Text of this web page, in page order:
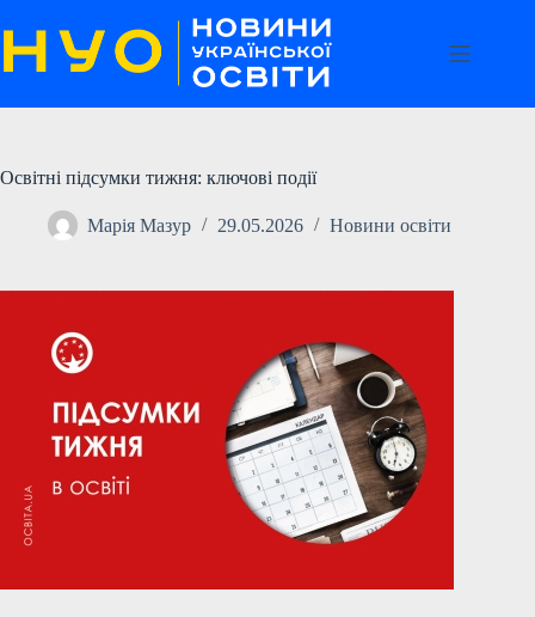
до
вмісту
Освітні підсумки тижня: ключові події
Марія Мазур 29.05.2026 Новини освіти